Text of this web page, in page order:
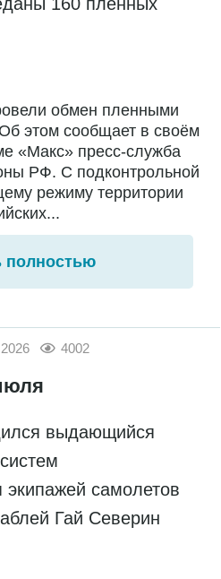
обмен пленными
этом сообщает в своём
«Макс» пресс-служба
РФ. С подконтрольной
режиму территории
полностью
4002
выдающийся
экипажей самолетов
Гай Северин